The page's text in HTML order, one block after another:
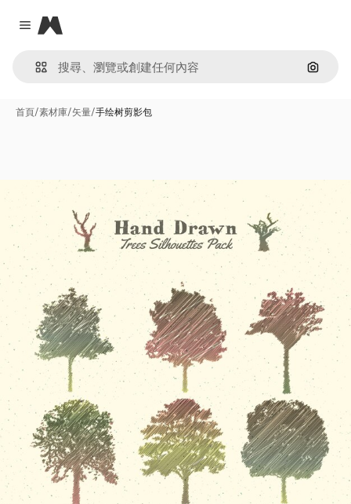
Close menu
Magnific
通過圖
首頁/素材庫/矢量/手绘树剪影包